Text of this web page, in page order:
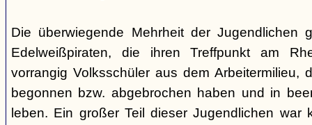
Die überwiegende Mehrheit der Jugendlichen
Edelweißpiraten, die ihren Treffpunkt am
vorrangig Volksschüler aus dem Arbeitermilieu,
begonnen bzw. abgebrochen haben und in
leben. Ein großer Teil dieser Jugendlichen war